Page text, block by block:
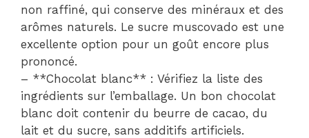
non raffiné, qui conserve des minéraux et des
arômes naturels. Le sucre muscovado est une
excellente option pour un goût encore plus
prononcé.
– **Chocolat blanc** : Vérifiez la liste des
ingrédients sur l’emballage. Un bon chocolat
blanc doit contenir du beurre de cacao, du
lait et du sucre, sans additifs artificiels.